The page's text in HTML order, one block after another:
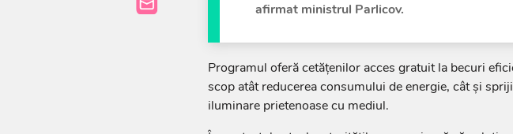
afirmat ministrul Parlicov.
Programul oferă cetățenilor acces gratuit la becuri
scop atât reducerea consumului de energie, cât și
iluminare prietenoase cu mediul.